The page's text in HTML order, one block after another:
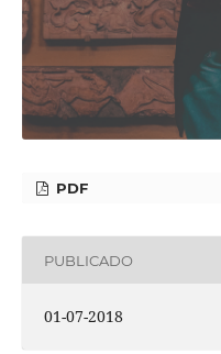
PDF
PUBLICADO
01-07-2018